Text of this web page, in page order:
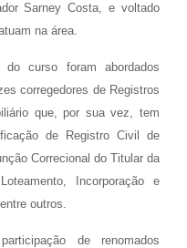
Sarney Costa, e voltado
na área.
curso foram abordados
corregedores de Registros
que, por sua vez, tem
de Registro Civil de
Correcional do Titular da
Incorporação e
outros.
de renomados